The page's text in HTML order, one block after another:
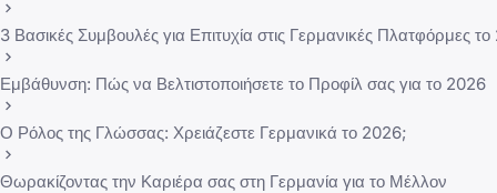
3 Βασικές Συμβουλές για Επιτυχία στις Γερμανικές Πλατφόρμες
Εμβάθυνση: Πώς να Βελτιστοποιήσετε το Προφίλ σας για το 2026
Ο Ρόλος της Γλώσσας: Χρειάζεστε Γερμανικά το 2026;
Θωρακίζοντας την Καριέρα σας στη Γερμανία για το Μέλλον